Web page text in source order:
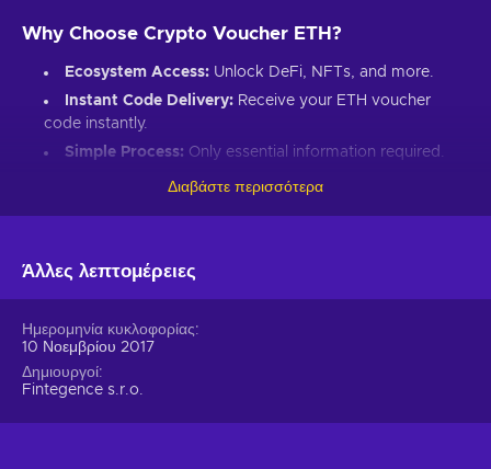
Why Choose Crypto Voucher ETH?
Ecosystem Access: Unlock DeFi, NFTs, and more.
Instant Code Delivery: Receive your ETH voucher
code instantly.
Simple Process: Only essential information required.
Introduce loved ones to Ethereum’s world.
Set up an Ethereum-compatible wallet.
Input your ETH voucher code.
Provide your email for confirmation.
Choose Ethereum (ETH).
Διαβάστε περισσότερα
Άλλες λεπτομέρειες
Ημερομηνία κυκλοφορίας
10 Νοεμβρίου 2017
Δημιουργοί
Fintegence s.r.o.